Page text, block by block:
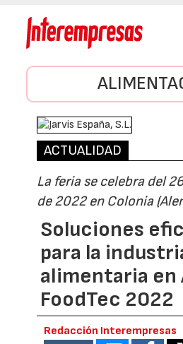
ACTUALIDAD
La feria se celebra del
de 2022 en Colonia
Soluciones
para la
alimentaria en
FoodTec 2022
Redacción Interempresas